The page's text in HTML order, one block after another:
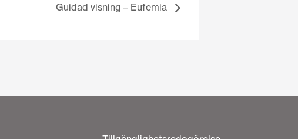
Guidad visning – Eufemia